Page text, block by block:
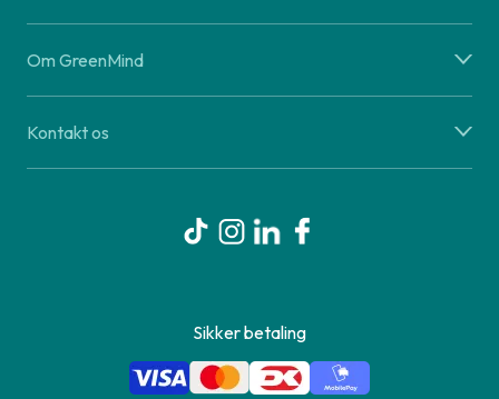
Om GreenMind
Kontakt os
Sikker betaling